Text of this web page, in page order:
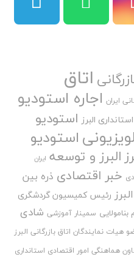
اتاق
ایران اجاره استودیو
استانداری البرز استودیو
استودیو
البرز و توسعه ایران
خبر اقتصادی ذره بین
رئیس کمیسیون گردشگری
بنامولایی سمینار آموزشی شادی
هیات نمایندگان اتاق بازرگانی البرز
هماهنگی امور اقتصادی استانداری